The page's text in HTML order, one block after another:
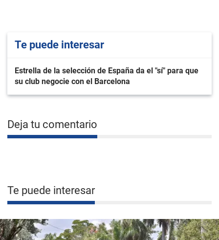
Te puede interesar
Estrella de la selección de España da el "sí" para que
su club negocie con el Barcelona
Deja tu comentario
Te puede interesar